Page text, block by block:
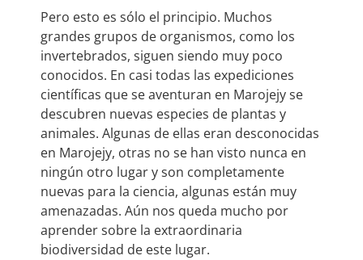
Pero esto es sólo el principio. Muchos
grandes grupos de organismos, como los
invertebrados, siguen siendo muy poco
conocidos. En casi todas las expediciones
científicas que se aventuran en Marojejy se
descubren nuevas especies de plantas y
animales. Algunas de ellas eran desconocidas
en Marojejy, otras no se han visto nunca en
ningún otro lugar y son completamente
nuevas para la ciencia, algunas están muy
amenazadas. Aún nos queda mucho por
aprender sobre la extraordinaria
biodiversidad de este lugar.